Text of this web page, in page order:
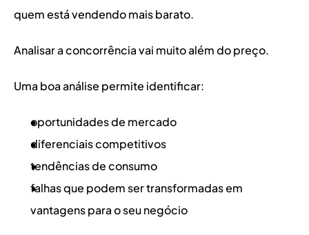
quem está vendendo mais barato.
Analisar a concorrência vai muito além do preço.
Uma boa análise permite identificar:
oportunidades de mercado
diferenciais competitivos
tendências de consumo
falhas que podem ser transformadas em
vantagens para o seu negócio